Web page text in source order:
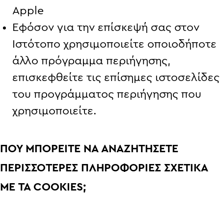
Apple
Εφόσον για την επίσκεψή σας στον
Ιστότοπο χρησιμοποιείτε οποιοδήποτε
άλλο πρόγραμμα περιήγησης,
επισκεφθείτε τις επίσημες ιστοσελίδες
του προγράμματος περιήγησης που
χρησιμοποιείτε.
ΠΟΥ ΜΠΟΡΕΙΤΕ ΝΑ ΑΝΑΖΗΤΗΣΕΤΕ
ΠΕΡΙΣΣΟΤΕΡΕΣ ΠΛΗΡΟΦΟΡΙΕΣ ΣΧΕΤΙΚΑ
ΜΕ ΤΑ COOKIES;